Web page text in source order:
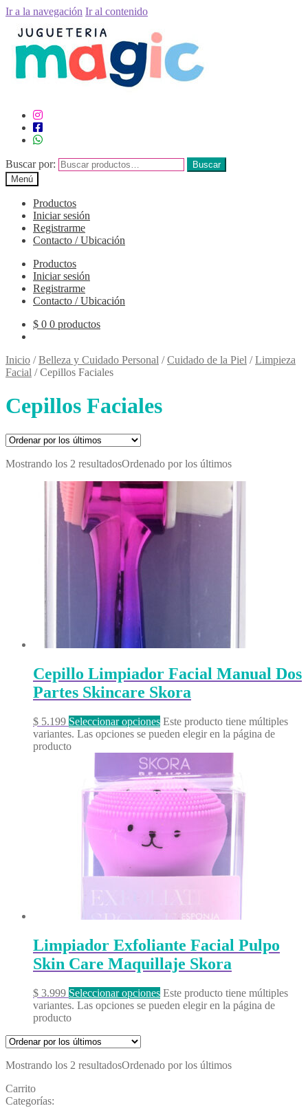
Ir a la navegación Ir al contenido
Buscar por:
Buscar
Menú
Productos
Iniciar sesión
Registrarme
Contacto / Ubicación
Productos
Iniciar sesión
Registrarme
Contacto / Ubicación
$ 0 0 productos
Inicio /Belleza y Cuidado Personal /Cuidado de la Piel /Limpieza
Facial /Cepillos Faciales
Cepillos Faciales
Mostrando los 2 resultadosOrdenado por los últimos
Cepillo Limpiador Facial Manual Dos
Partes Skincare Skora
$ 5.199 Seleccionar opciones Este producto tiene múltiples
variantes. Las opciones se pueden elegir en la página de
producto
Limpiador Exfoliante Facial Pulpo
Skin Care Maquillaje Skora
$ 3.999 Seleccionar opciones Este producto tiene múltiples
variantes. Las opciones se pueden elegir en la página de
producto
Mostrando los 2 resultadosOrdenado por los últimos
Carrito
Categorías: